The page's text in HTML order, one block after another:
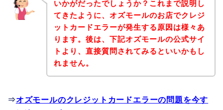
いかがだったでしょうか？これまで説明し
てきたように、オズモールのお店でクレジ
ットカードエラーが発生する原因は様々あ
ります。後は、下記オズモールの公式サイ
トより、直接質問されてみるといいかもし
れません。
⇒オズモールのクレジットカードエラーの問題を今す